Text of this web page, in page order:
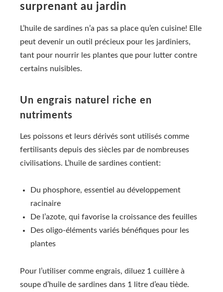
surprenant au jardin
L’huile de sardines n’a pas sa place qu’en cuisine! Elle
peut devenir un outil précieux pour les jardiniers,
tant pour nourrir les plantes que pour lutter contre
certains nuisibles.
Un engrais naturel riche en
nutriments
Les poissons et leurs dérivés sont utilisés comme
fertilisants depuis des siècles par de nombreuses
civilisations. L’huile de sardines contient:
Du phosphore, essentiel au développement
racinaire
De l’azote, qui favorise la croissance des feuilles
Des oligo-éléments variés bénéfiques pour les
plantes
Pour l’utiliser comme engrais, diluez 1 cuillère à
soupe d’huile de sardines dans 1 litre d’eau tiède.